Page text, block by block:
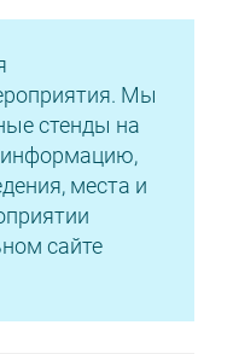
Мы
стенды на
места и
сайте